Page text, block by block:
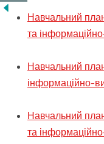
Навчальний
та
Навчальний
інформаційно-
Навчальний
та